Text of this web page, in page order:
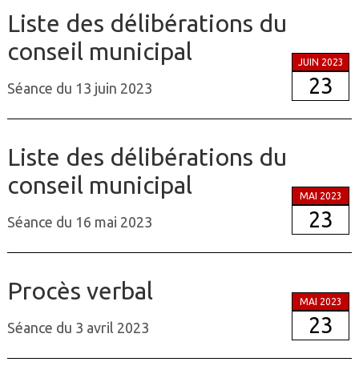
Liste des délibérations du
conseil municipal
Séance du 13 juin 2023
JUIN 2023
23
Liste des délibérations du
conseil municipal
Séance du 16 mai 2023
MAI 2023
23
Procès verbal
Séance du 3 avril 2023
MAI 2023
23